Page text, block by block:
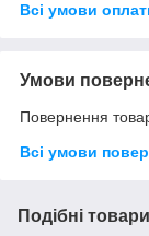
Всі умови
Умови
Повернення
Всі умови
Подібні